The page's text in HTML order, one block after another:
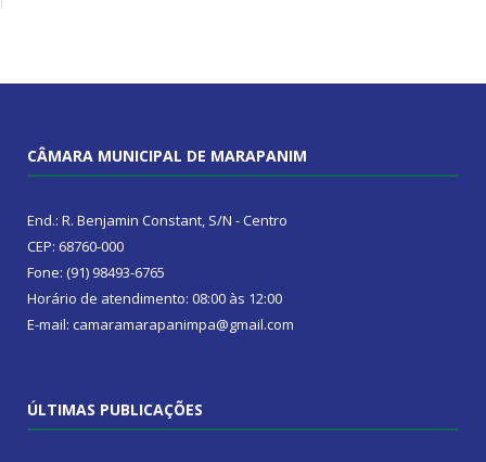
CÂMARA MUNICIPAL DE MARAPANIM
End.: R. Benjamin Constant, S/N - Centro
CEP: 68760-000
Fone: (91) 98493-6765
Horário de atendimento: 08:00 às 12:00
E-mail: camaramarapanimpa@gmail.com
ÚLTIMAS PUBLICAÇÕES